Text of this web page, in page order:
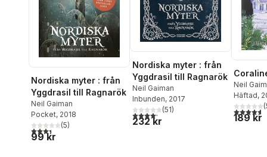
Nordiska myter : från
Yggdrasil till Ragnarök
Neil Gaiman
Pocket, 2018
3,4utav 5 stjärnor. Totalt antal röster:
(5)
99 kr
Nordiska myter : från
Yggdrasil till Ragnarök
Neil Gaiman
Inbunden, 2017
4,2utav 5 stjärnor. Totalt antal röster:
(51)
232 kr
Neil
Häftad,
4,6utav (
189 kr